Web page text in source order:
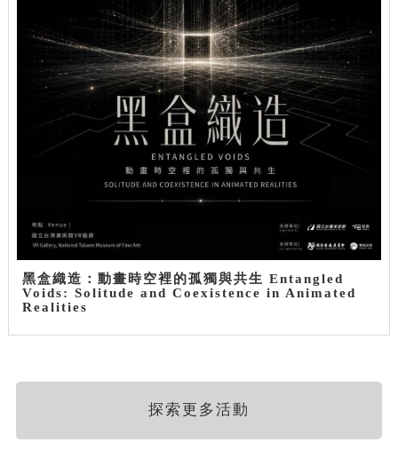
黑盒織造：動畫時空裡的孤獨與共生 Entangled
Voids: Solitude and Coexistence in Animated
Realities
探索更多活動